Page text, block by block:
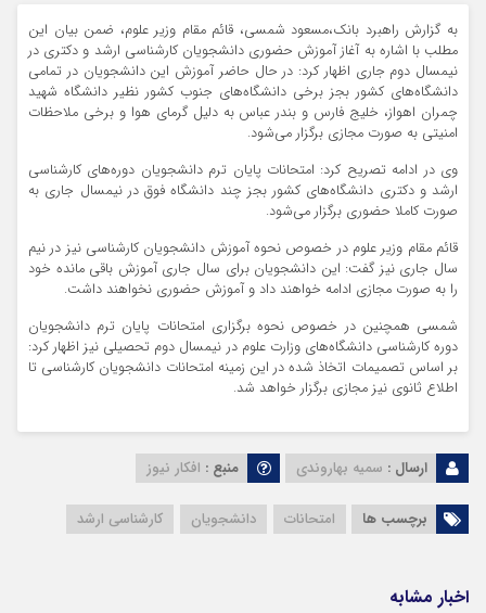
به گزارش راهبرد بانک،مسعود شمسی، قائم مقام وزیر علوم، ضمن بیان این
مطلب با اشاره به آغاز آموزش حضوری دانشجویان کارشناسی ارشد و دکتری در
نیمسال دوم جاری اظهار کرد: در حال حاضر آموزش این دانشجویان در تمامی
دانشگاه‌های کشور بجز برخی دانشگاه‌های جنوب کشور نظیر دانشگاه شهید
چمران اهواز، خلیج فارس و بندر عباس به دلیل گرمای هوا و برخی ملاحظات
امنیتی به صورت مجازی برگزار می‌شود.
وی در ادامه تصریح کرد: امتحانات پایان ترم دانشجویان دوره‌های کارشناسی
ارشد و دکتری دانشگاه‌های کشور بجز چند دانشگاه فوق در نیمسال جاری به
صورت کاملا حضوری برگزار می‌شود.
قائم مقام وزیر علوم در خصوص نحوه آموزش دانشجویان کارشناسی نیز در نیم
سال جاری نیز گفت: این دانشجویان برای سال جاری آموزش باقی مانده خود
را به صورت مجازی ادامه خواهند داد و آموزش حضوری نخواهند داشت.
شمسی همچنین در خصوص نحوه برگزاری امتحانات پایان ترم دانشجویان
دوره کارشناسی دانشگاه‌های وزارت علوم در نیمسال دوم تحصیلی نیز اظهار کرد:
بر اساس تصمیمات اتخاذ شده در این زمینه امتحانات دانشجویان کارشناسی تا
اطلاع ثانوی نیز مجازی برگزار خواهد شد.
ارسال : سمیه بهاروندی منبع : افکار نیوز
برچسب ها امتحانات دانشجویان کارشناسی ارشد
اخبار مشابه